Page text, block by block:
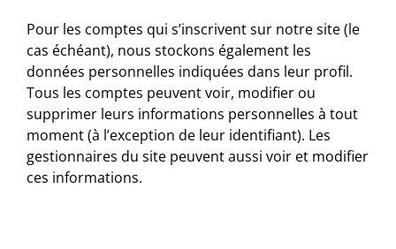
Pour les comptes qui s’inscrivent sur notre site (le
cas échéant), nous stockons également les
données personnelles indiquées dans leur profil.
Tous les comptes peuvent voir, modifier ou
supprimer leurs informations personnelles à tout
moment (à l’exception de leur identifiant). Les
gestionnaires du site peuvent aussi voir et modifier
ces informations.